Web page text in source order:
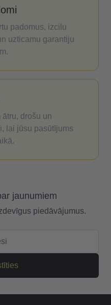
padomus, izcilu
uzticamu garantiju
ātru, drošu un
lai jūsu pasūtījums
jaunumiem
piedāvājumus.